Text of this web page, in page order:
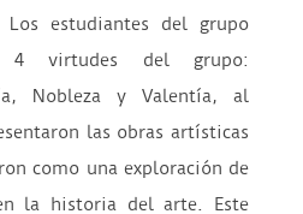
estudiantes del grupo
4 virtudes del grupo:
Nobleza y Valentía, al
las obras artísticas
como una exploración de
la historia del arte. Este